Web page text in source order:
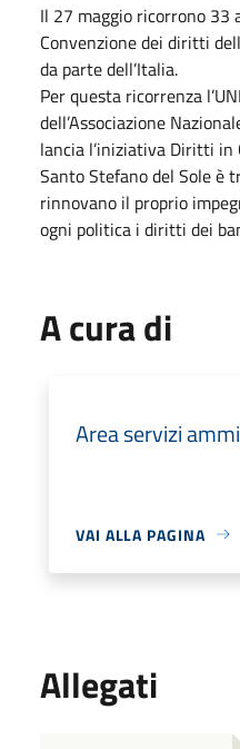
Il 27 maggio ricorrono 33
Convenzione dei diritti
da parte dell’Italia.
Per questa ricorrenza
dell’Associazione
lancia l’iniziativa Diritti in
Santo Stefano del Sole è
rinnovano il proprio
ogni politica i diritti dei
A cura di
Area servizi
VAI ALLA PAGINA
Allegati